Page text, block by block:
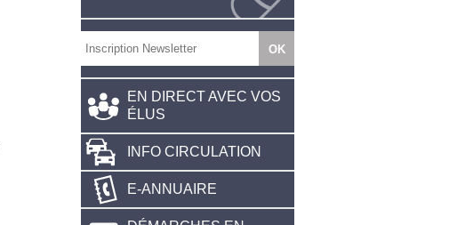
EN DIRECT AVEC VOS
ÉLUS
INFO CIRCULATION
E-ANNUAIRE